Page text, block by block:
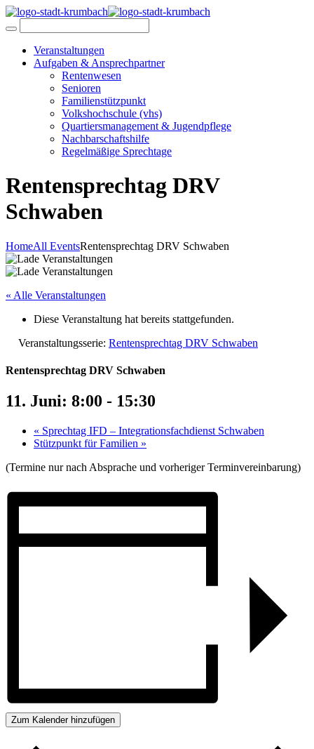
Veranstaltungen
Aufgaben & Ansprechpartner
Rentenwesen
Senioren
Familienstützpunkt
Volkshochschule (vhs)
Quartiersmanagement & Jugendpflege
Nachbarschaftshilfe
Regelmäßige Sprechtage
Rentensprechtag DRV
Schwaben
HomeAll EventsRentensprechtag DRV Schwaben
« Alle Veranstaltungen
Diese Veranstaltung hat bereits stattgefunden.
Veranstaltungsserie: Rentensprechtag DRV Schwaben
Rentensprechtag DRV Schwaben
11. Juni: 8:00 - 15:30
« Sprechtag IFD – Integrationsfachdienst Schwaben
Stützpunkt für Familien »
(Termine nur nach Absprache und vorheriger Terminvereinbarung)
Zum Kalender hinzufügen